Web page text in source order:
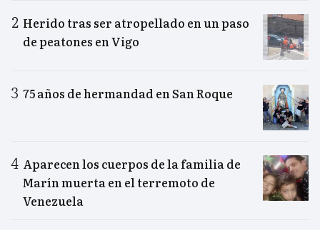
Herido tras ser atropellado en un paso
de peatones en Vigo
75 años de hermandad en San Roque
Aparecen los cuerpos de la familia de
Marín muerta en el terremoto de
Venezuela